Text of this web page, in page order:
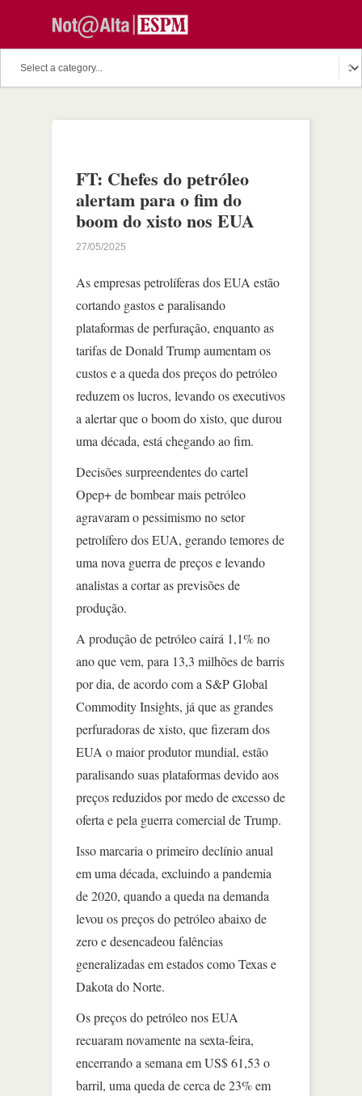
FT: Chefes do petróleo
alertam para o fim do
boom do xisto nos EUA
27/05/2025
As empresas petrolíferas dos EUA estão
cortando gastos e paralisando
plataformas de perfuração, enquanto as
tarifas de Donald Trump aumentam os
custos e a queda dos preços do petróleo
reduzem os lucros, levando os executivos
a alertar que o boom do xisto, que durou
uma década, está chegando ao fim.
Decisões surpreendentes do cartel
Opep+ de bombear mais petróleo
agravaram o pessimismo no setor
petrolífero dos EUA, gerando temores de
uma nova guerra de preços e levando
analistas a cortar as previsões de
produção.
A produção de petróleo cairá 1,1% no
ano que vem, para 13,3 milhões de barris
por dia, de acordo com a S&P Global
Commodity Insights, já que as grandes
perfuradoras de xisto, que fizeram dos
EUA o maior produtor mundial, estão
paralisando suas plataformas devido aos
preços reduzidos por medo de excesso de
oferta e pela guerra comercial de Trump.
Isso marcaria o primeiro declínio anual
em uma década, excluindo a pandemia
de 2020, quando a queda na demanda
levou os preços do petróleo abaixo de
zero e desencadeou falências
generalizadas em estados como Texas e
Dakota do Norte.
Os preços do petróleo nos EUA
recuaram novamente na sexta-feira,
encerrando a semana em US$ 61,53 o
barril, uma queda de cerca de 23% em